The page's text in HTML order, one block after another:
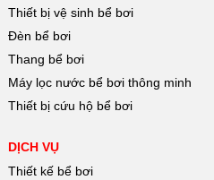
Thiết bị vệ sinh bể bơi
Đèn bể bơi
Thang bể bơi
Máy lọc nước bể bơi thông minh
Thiết bị cứu hộ bể bơi
DỊCH VỤ
Thiết kế bể bơi